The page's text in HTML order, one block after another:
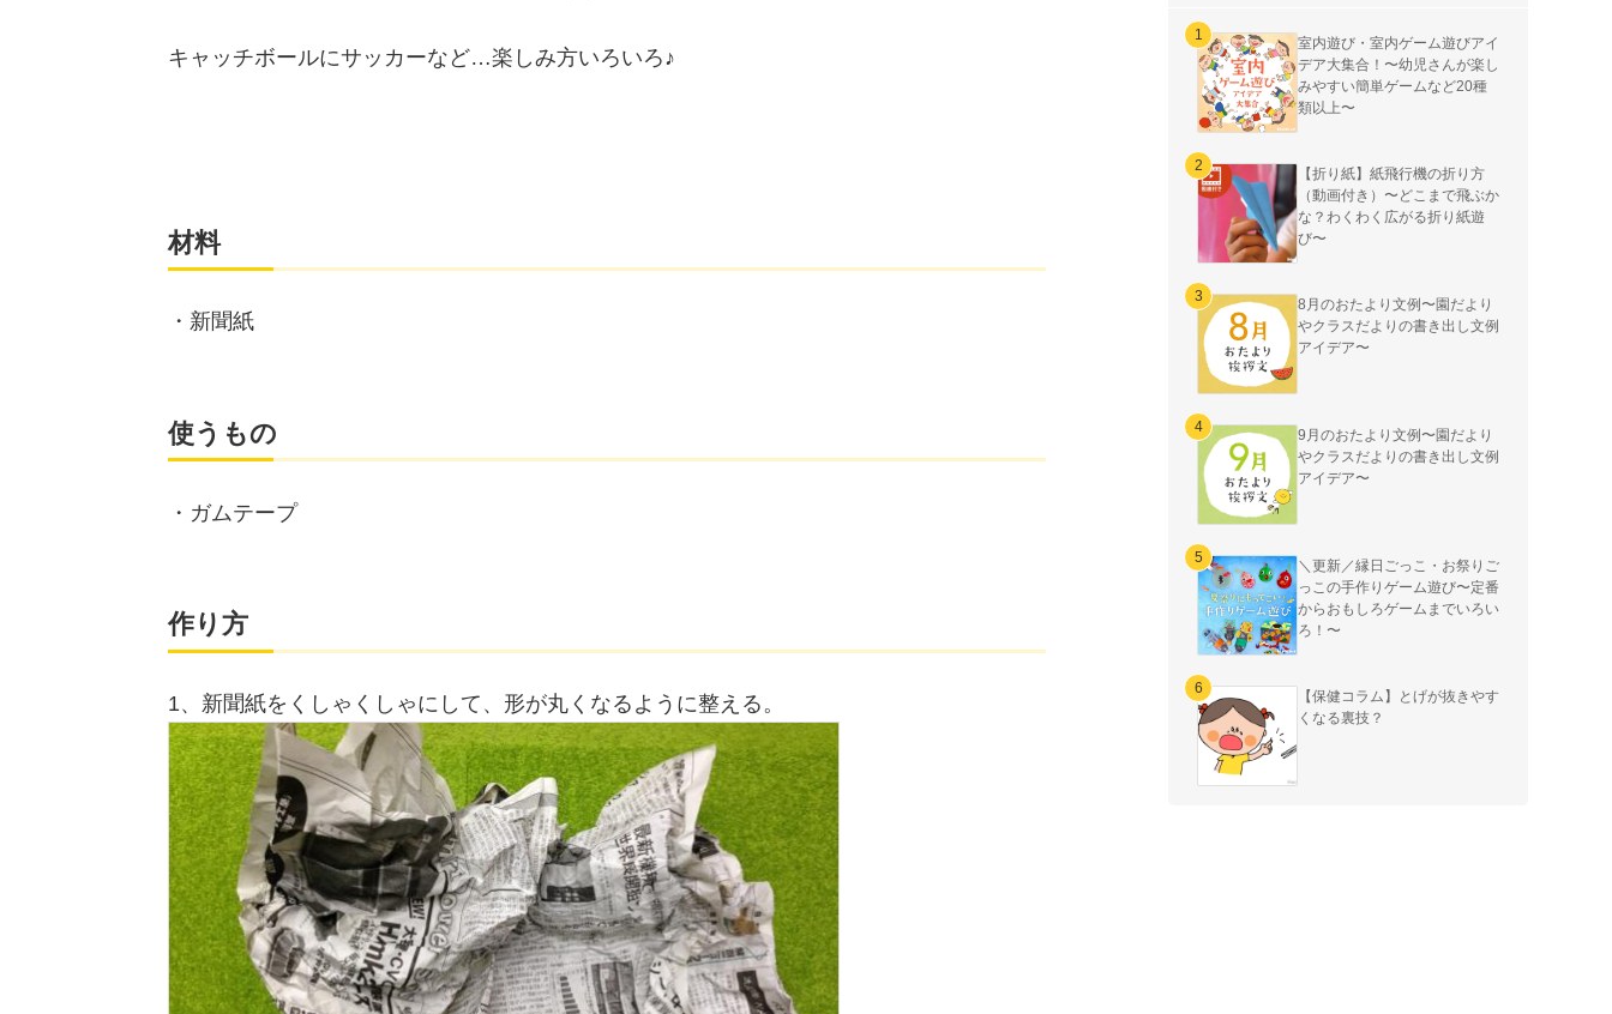
キャッチボールにサッカーなど…楽しみ方いろいろ♪
材料
・新聞紙
使うもの
・ガムテープ
作り方
1、新聞紙をくしゃくしゃにして、形が丸くなるように整える。
室内遊び・室内ゲーム遊びアイ
デア大集合！〜幼児さんが楽し
みやすい簡単ゲームなど20種
類以上〜
【折り紙】紙飛行機の折り方
（動画付き）〜どこまで飛ぶか
な？わくわく広がる折り紙遊
び〜
8月のおたより文例〜園だより
やクラスだよりの書き出し文例
アイデア〜
9月のおたより文例〜園だより
やクラスだよりの書き出し文例
アイデア〜
＼更新／縁日ごっこ・お祭りご
っこの手作りゲーム遊び〜定番
からおもしろゲームまでいろい
ろ！〜
【保健コラム】とげが抜きやす
くなる裏技？